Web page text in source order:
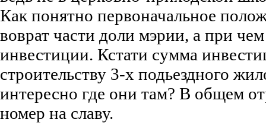
Как понятно первоначальное
воврат части доли мэрии, а при чем
инвестиции. Кстати сумма
строительству 3-х подьездного
интересно где они там? В общем
номер на славу.